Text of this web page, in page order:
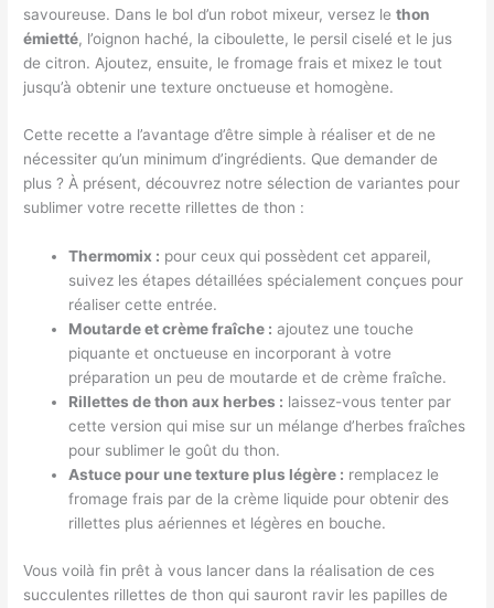
savoureuse. Dans le bol d’un robot mixeur, versez lethon
émietté, l’oignon haché, la ciboulette, le persil ciselé et le jus
de citron. Ajoutez, ensuite, le fromage frais et mixez le tout
jusqu’à obtenir une texture onctueuse et homogène.
Cette recette a l’avantage d’être simple à réaliser et de ne
nécessiter qu’un minimum d’ingrédients. Que demander de
plus ? À présent, découvrez notre sélection de variantes pour
sublimer votre recette rillettes de thon :
Thermomix : pour ceux qui possèdent cet appareil,
suivez les étapes détaillées spécialement conçues pour
réaliser cette entrée.
Moutarde et crème fraîche : ajoutez une touche
piquante et onctueuse en incorporant à votre
préparation un peu de moutarde et de crème fraîche.
Rillettes de thon aux herbes : laissez-vous tenter par
cette version qui mise sur un mélange d’herbes fraîches
pour sublimer le goût du thon.
Astuce pour une texture plus légère : remplacez le
fromage frais par de la crème liquide pour obtenir des
rillettes plus aériennes et légères en bouche.
Vous voilà fin prêt à vous lancer dans la réalisation de ces
succulentes rillettes de thon qui sauront ravir les papilles de